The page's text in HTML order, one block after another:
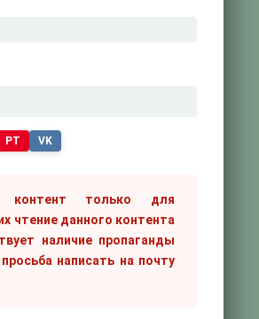
PT VK
контент только для
чтение данного контента
наличие пропаганды
написать на почту